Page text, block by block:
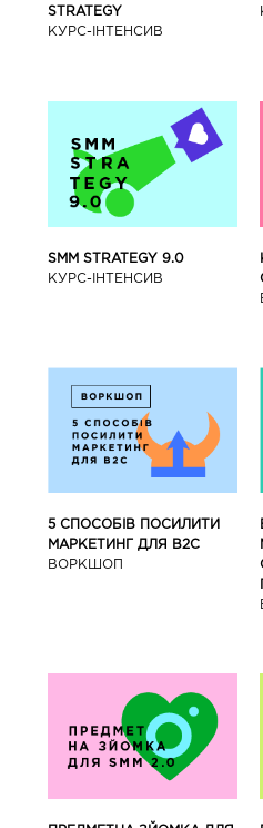
STRATEGY
КУРС-IНТЕНСИВ
SMM STRATEGY 9.0
КУРС-IНТЕНСИВ
5 СПОСОБІВ ПОСИЛИТИ
МАРКЕТИНГ ДЛЯ В2С
ВОРКШОП